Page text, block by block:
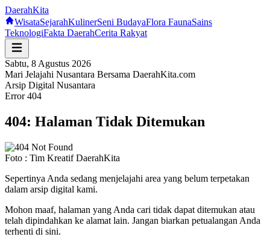
DaerahKita
WisataSejarahKulinerSeni BudayaFlora FaunaSains
TeknologiFakta DaerahCerita Rakyat
Sabtu, 8 Agustus 2026
Mari Jelajahi Nusantara Bersama DaerahKita.com
Arsip Digital Nusantara
Error 404
404: Halaman Tidak Ditemukan
Foto : Tim Kreatif DaerahKita
Sepertinya Anda sedang menjelajahi area yang belum terpetakan
dalam arsip digital kami.
Mohon maaf, halaman yang Anda cari tidak dapat ditemukan atau
telah dipindahkan ke alamat lain. Jangan biarkan petualangan Anda
terhenti di sini.